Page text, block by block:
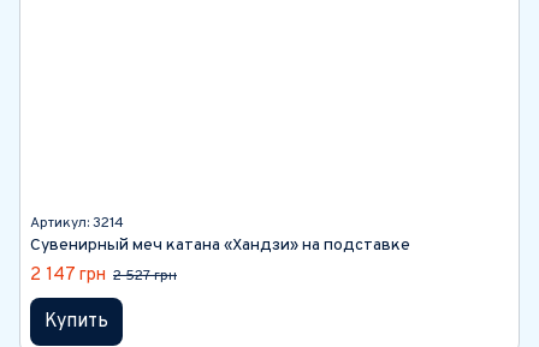
Артикул: 3214
Сувенирный меч катана «Хандзи» на подставке
2 147 грн 2 527 грн
Купить